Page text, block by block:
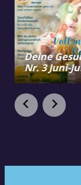
Deine
Nr. 3 Juni-